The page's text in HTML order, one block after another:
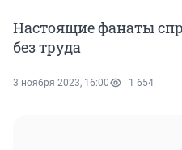
Настоящие фанаты
без труда
3 ноября 2023, 16:00 1 654